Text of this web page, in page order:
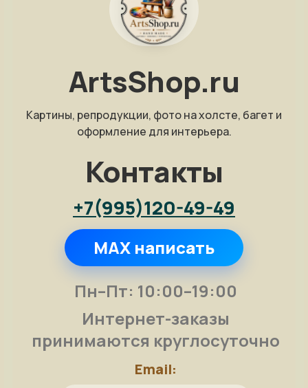
ArtsShop.ru
Картины, репродукции, фото на холсте, багет и
оформление для интерьера.
Контакты
+7(995)120-49-49
MAX написать
Пн–Пт: 10:00–19:00
Интернет-заказы
принимаются круглосуточно
Email: